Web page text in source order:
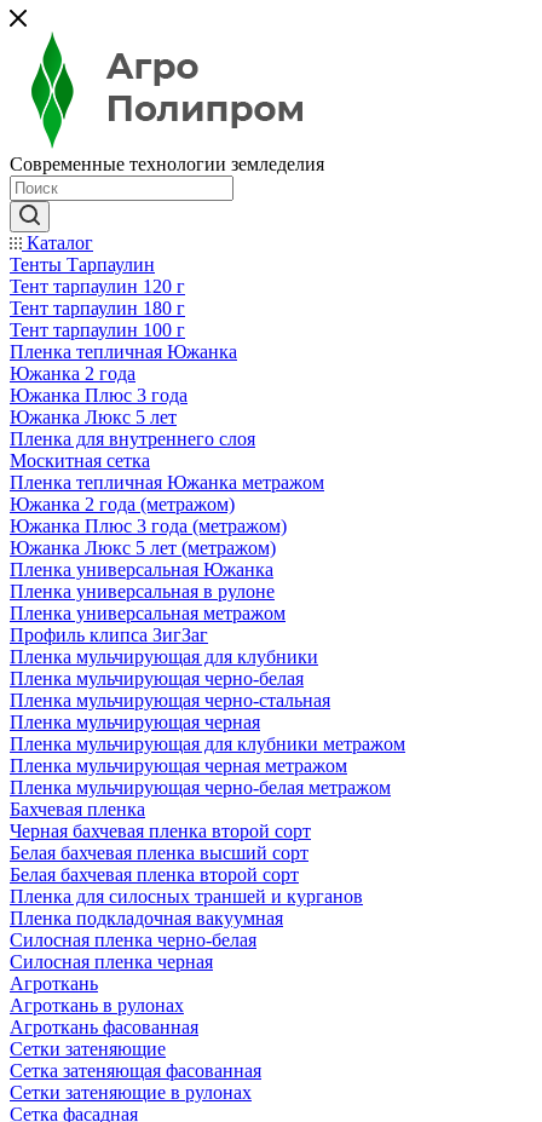
Современные технологии земледелия
Каталог
Тенты Тарпаулин
Тент тарпаулин 120 г
Тент тарпаулин 180 г
Тент тарпаулин 100 г
Пленка тепличная Южанка
Южанка 2 года
Южанка Плюс 3 года
Южанка Люкс 5 лет
Пленка для внутреннего слоя
Москитная сетка
Пленка тепличная Южанка метражом
Южанка 2 года (метражом)
Южанка Плюс 3 года (метражом)
Южанка Люкс 5 лет (метражом)
Пленка универсальная Южанка
Пленка универсальная в рулоне
Пленка универсальная метражом
Профиль клипса ЗигЗаг
Пленка мульчирующая для клубники
Пленка мульчирующая черно-белая
Пленка мульчирующая черно-стальная
Пленка мульчирующая черная
Пленка мульчирующая для клубники метражом
Пленка мульчирующая черная метражом
Пленка мульчирующая черно-белая метражом
Бахчевая пленка
Черная бахчевая пленка второй сорт
Белая бахчевая пленка высший сорт
Белая бахчевая пленка второй сорт
Пленка для силосных траншей и курганов
Пленка подкладочная вакуумная
Силосная пленка черно-белая
Силосная пленка черная
Агроткань
Агроткань в рулонах
Агроткань фасованная
Сетки затеняющие
Сетка затеняющая фасованная
Сетки затеняющие в рулонах
Сетка фасадная